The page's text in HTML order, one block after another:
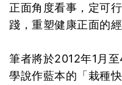
正面角度看事，定可
踐，重塑健康正面的經
筆者將於2012年1月
學說作藍本的「栽種